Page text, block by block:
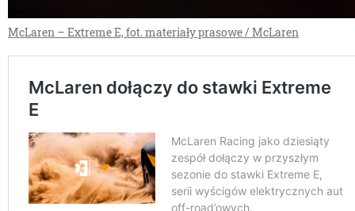
McLaren – Extreme E, fot. materiały prasowe / McLaren